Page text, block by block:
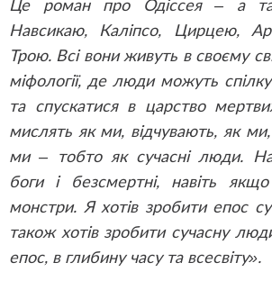
Це роман про Одіссея – а
Навсикаю, Каліпсо, Цирцею,
Трою. Всі вони живуть в своєму
міфології, де люди можуть
та спускатися в царство
мислять як ми, відчувають, як
ми – тобто як сучасні люди.
боги і безсмертні, навіть
монстри. Я хотів зробити епос
також хотів зробити сучасну
епос, в глибину часу та всесвіту».